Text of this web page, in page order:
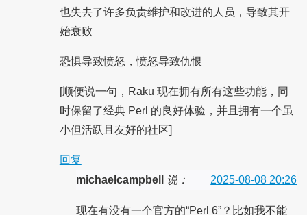
也失去了许多负责维护和改进的人员，导致其开
始衰败
恐惧导致愤怒，愤怒导致仇恨
[顺便说一句，Raku 现在拥有所有这些功能，同
时保留了经典 Perl 的良好体验，并且拥有一个虽
小但活跃且友好的社区]
回复
michaelcampbell
说： 2025-08-08 20:26
现在有没有一个官方的“Perl 6”？比如我不能